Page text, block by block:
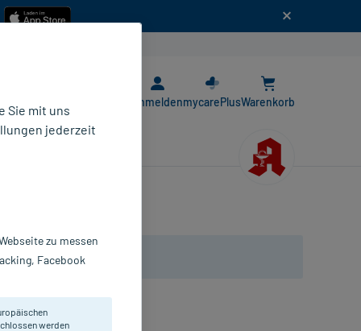
AnmeldenmycarePlusWarenkorb
Sie mit uns
jederzeit
zu messen
Facebook
werden